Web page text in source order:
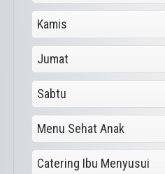
Kamis
Jumat
Sabtu
Menu Sehat Anak
Catering Ibu Menyusui